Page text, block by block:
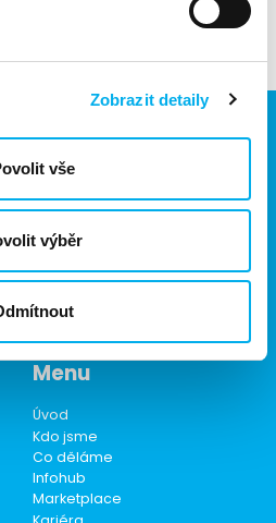
Zobrazit detaily
vše
výběr
firem v oblasti IT,
komunikace, e-commerce
více než 700 odborníky
Menu
Úvod
Kdo jsme
Co děláme
Infohub
Marketplace